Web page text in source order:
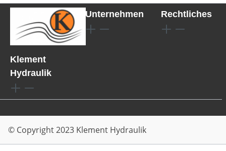
Klement
Hydraulik
Unternehmen Rechtliches
© Copyright 2023 Klement Hydraulik